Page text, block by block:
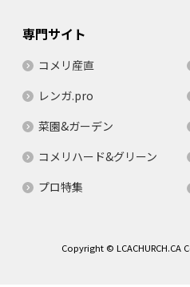
専門サイト
コメリ産直
レンガ.pro
菜園&ガーデン
コメリハード&グリーン
プロ特集
Copyright © LCACHURCH.CA